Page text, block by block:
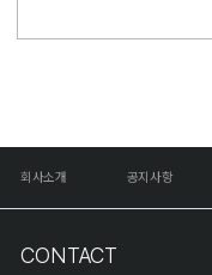
회사소개 공지사항
CONTACT